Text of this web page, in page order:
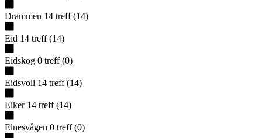
Drammen 14 treff (14)
Eid 14 treff (14)
Eidskog 0 treff (0)
Eidsvoll 14 treff (14)
Eiker 14 treff (14)
Elnesvågen 0 treff (0)